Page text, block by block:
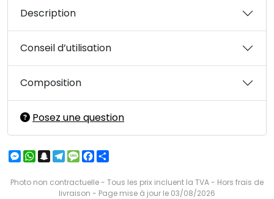
Description
Conseil d’utilisation
Composition
Posez une question
Messenger
WhatsApp
Snapchat
Telegram
MessageFacebook
Photo non contractuelle - Tous les prix incluent la TVA - Hors frais de
livraison - Page mise à jour le 03/08/2026